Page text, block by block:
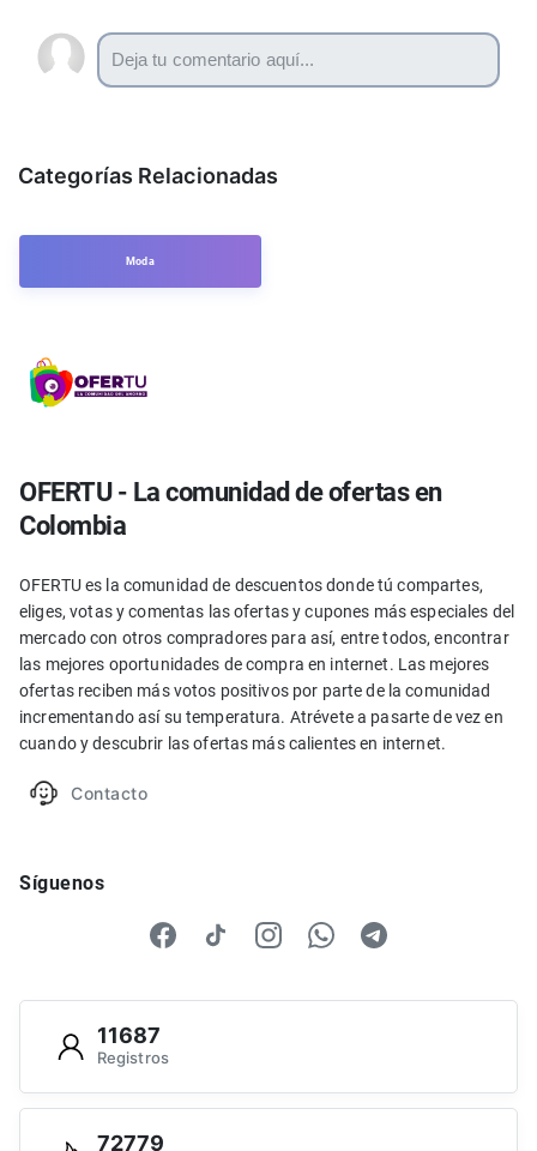
Categorías Relacionadas
Moda
OFERTU - La comunidad de ofertas en
Colombia
OFERTU es la comunidad de descuentos donde tú compartes,
eliges, votas y comentas las ofertas y cupones más especiales del
mercado con otros compradores para así, entre todos, encontrar
las mejores oportunidades de compra en internet. Las mejores
ofertas reciben más votos positivos por parte de la comunidad
incrementando así su temperatura. Atrévete a pasarte de vez en
cuando y descubrir las ofertas más calientes en internet.
Contacto
Síguenos
11687
Registros
72779